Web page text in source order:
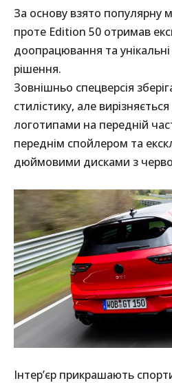
За основу взято популярну
проте Edition 50 отримав
доопрацювання та унікальні
рішення.
Зовнішньо спецверсія
стилістику, але
логотипами на передній
переднім спойлером та
дюймовими дисками з
Інтер’єр прикрашають